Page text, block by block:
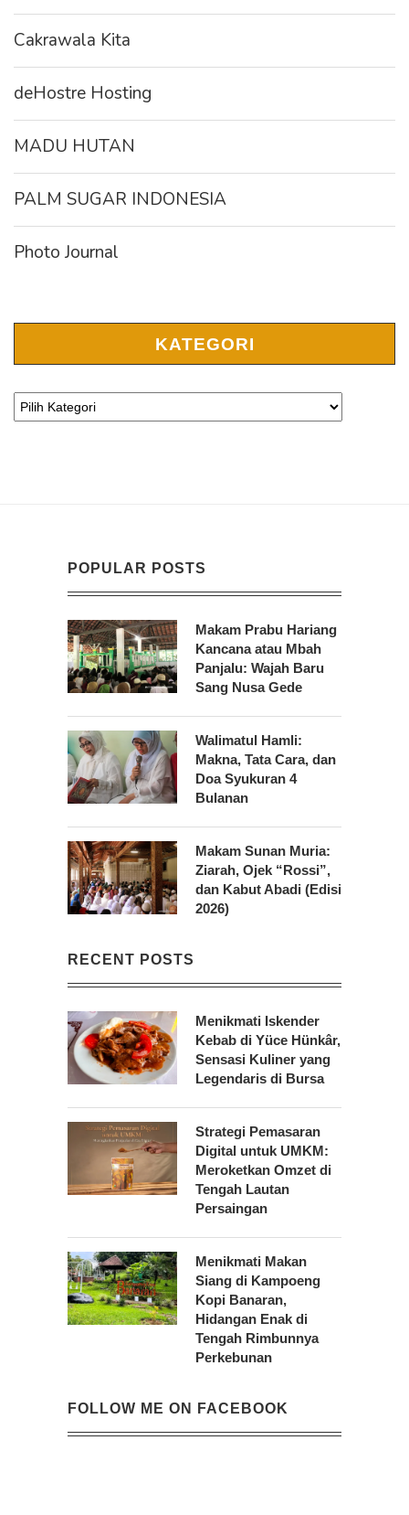
Cakrawala Kita
deHostre Hosting
MADU HUTAN
PALM SUGAR INDONESIA
Photo Journal
KATEGORI
POPULAR POSTS
Makam Prabu Hariang
Kancana atau Mbah
Panjalu: Wajah Baru
Sang Nusa Gede
Walimatul Hamli:
Makna, Tata Cara, dan
Doa Syukuran 4
Bulanan
Makam Sunan Muria:
Ziarah, Ojek “Rossi”,
dan Kabut Abadi (Edisi
2026)
RECENT POSTS
Menikmati Iskender
Kebab di Yüce Hünkâr,
Sensasi Kuliner yang
Legendaris di Bursa
Strategi Pemasaran
Digital untuk UMKM:
Meroketkan Omzet di
Tengah Lautan
Persaingan
Menikmati Makan
Siang di Kampoeng
Kopi Banaran,
Hidangan Enak di
Tengah Rimbunnya
Perkebunan
FOLLOW ME ON FACEBOOK